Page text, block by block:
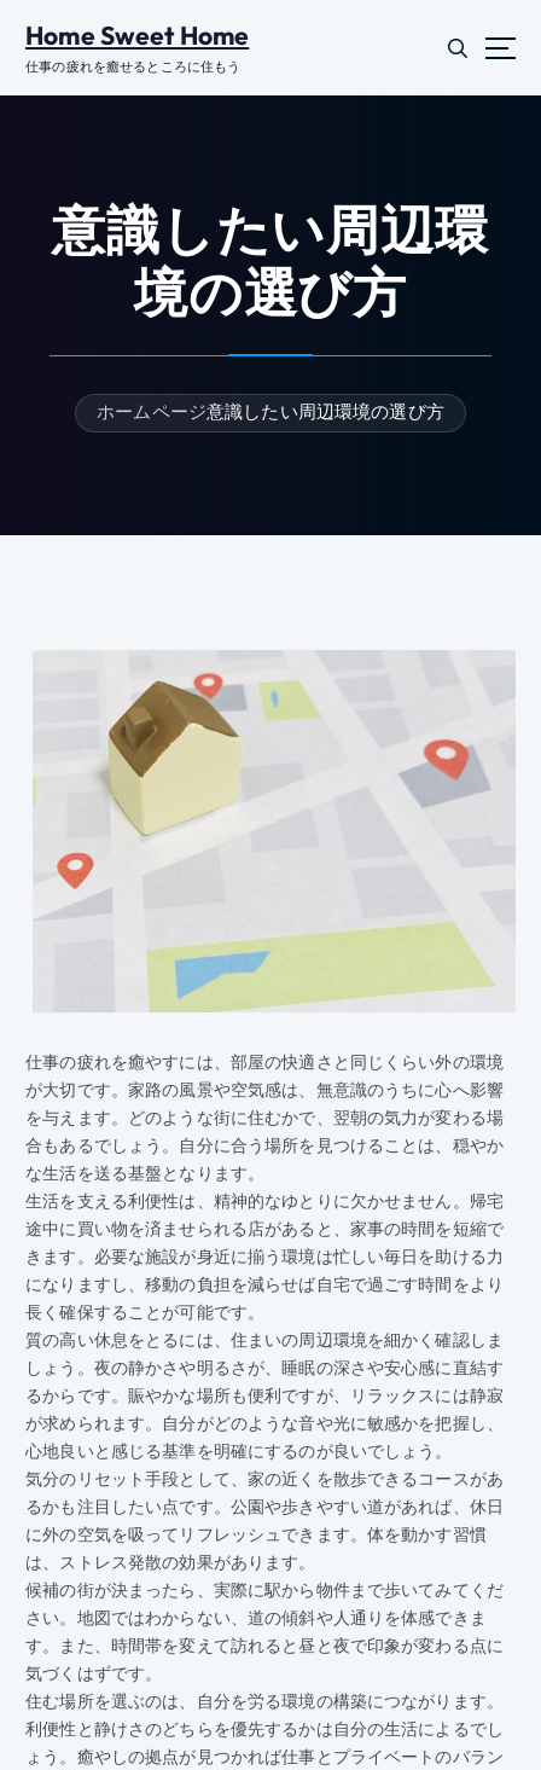
ン
Home Sweet Home
仕事の疲れを癒せるところに住もう
意識したい周辺環
境の選び方
ホームページ意識したい周辺環境の選び方
仕事の疲れを癒やすには、部屋の快適さと同じくらい外の環境
が大切です。家路の風景や空気感は、無意識のうちに心へ影響
を与えます。どのような街に住むかで、翌朝の気力が変わる場
合もあるでしょう。自分に合う場所を見つけることは、穏やか
な生活を送る基盤となります。
生活を支える利便性は、精神的なゆとりに欠かせません。帰宅
途中に買い物を済ませられる店があると、家事の時間を短縮で
きます。必要な施設が身近に揃う環境は忙しい毎日を助ける力
になりますし、移動の負担を減らせば自宅で過ごす時間をより
長く確保することが可能です。
質の高い休息をとるには、住まいの周辺環境を細かく確認しま
しょう。夜の静かさや明るさが、睡眠の深さや安心感に直結す
るからです。賑やかな場所も便利ですが、リラックスには静寂
が求められます。自分がどのような音や光に敏感かを把握し、
心地良いと感じる基準を明確にするのが良いでしょう。
気分のリセット手段として、家の近くを散歩できるコースがあ
るかも注目したい点です。公園や歩きやすい道があれば、休日
に外の空気を吸ってリフレッシュできます。体を動かす習慣
は、ストレス発散の効果があります。
候補の街が決まったら、実際に駅から物件まで歩いてみてくだ
さい。地図ではわからない、道の傾斜や人通りを体感できま
す。また、時間帯を変えて訪れると昼と夜で印象が変わる点に
気づくはずです。
住む場所を選ぶのは、自分を労る環境の構築につながります。
利便性と静けさのどちらを優先するかは自分の生活によるでし
ょう。癒やしの拠点が見つかれば仕事とプライベートのバラン